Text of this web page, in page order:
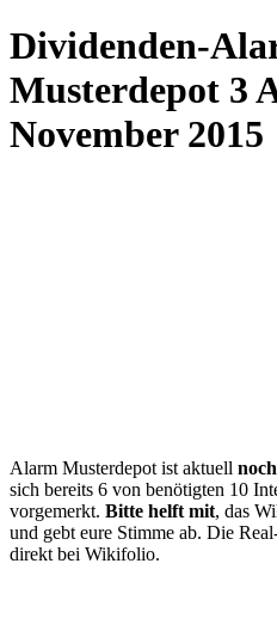
Dividenden-
Musterdepot 3
November 2015
Alarm Musterdepot ist aktuell
sich bereits 6 von benötigten 10
vorgemerkt. Bitte helft mit, das
und gebt eure Stimme ab. Die
direkt bei Wikifolio.